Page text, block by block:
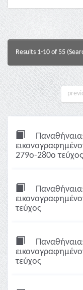
Results 1-10 of 55
279ο-280ο τεύχος
τεύχος
τεύχος